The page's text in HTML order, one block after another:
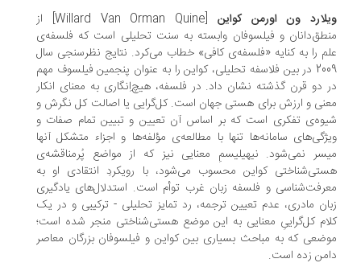
ون اورمن کواین
[Willard Van Orman Quine] از
و فیلسوفان وابسته به سنت تحلیلی است که فلسفه‌ی
را به کنایه «فلسفه‌ی کافی» خطاب می‌کرد. نتایج نظرسنجی سال
2009 در بین فلاسفه تحلیلی، کواین را به عنوان پنجمین فیلسوف مهم
دو قرن گذشته نشان داد. در فلسفه، هیچ‌اِنگاری به معنای انکار
و ارزش برای هستی جهان است. کل‌گرایی یا اصالت کل نگرش و
تفکری است که بر اساس آن تعیین و تبیین تمام صفات و
سامانه‌ها تنها با مطالعه‌ی مؤلفه‌ها و اجزاء متشکل آنها
نمی‌شود. نیهیلیسمِ معنایی نیز که از مواضع پُرمناقشه‌ی
کواین محسوب می‌شود، با رویکردِ انتقادی او به
و فلسفه زبان غرب توأم است. استدلال‌های یادگیری
مادری، عدم تعیین ترجمه، رد تمایز تحلیلی - ترکیبی و در یک
کل‌گراییِ معنایی به این موضع هستی‌شناختی منجر شده است؛
که به مباحث بسیاری بین کواین و فیلسوفان بزرگان معاصر
زده است.